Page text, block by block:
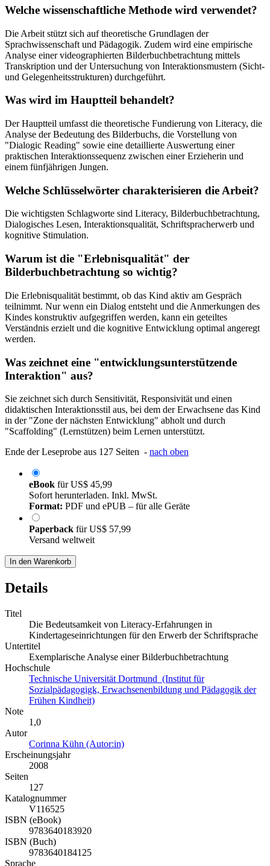
Welche wissenschaftliche Methode wird verwendet?
Die Arbeit stützt sich auf theoretische Grundlagen der
Sprachwissenschaft und Pädagogik. Zudem wird eine empirische
Analyse einer videographierten Bilderbuchbetrachtung mittels
Transkription und der Untersuchung von Interaktionsmustern (Sicht-
und Gelegenheitsstrukturen) durchgeführt.
Was wird im Hauptteil behandelt?
Der Hauptteil umfasst die theoretische Fundierung von Literacy, die
Analyse der Bedeutung des Bilderbuchs, die Vorstellung von
"Dialogic Reading" sowie eine detaillierte Auswertung einer
praktischen Interaktionssequenz zwischen einer Erzieherin und
einem fünfjährigen Jungen.
Welche Schlüsselwörter charakterisieren die Arbeit?
Die wichtigsten Schlagworte sind Literacy, Bilderbuchbetrachtung,
Dialogisches Lesen, Interaktionsqualität, Schriftspracherwerb und
kognitive Stimulation.
Warum ist die "Erlebnisqualität" der
Bilderbuchbetrachtung so wichtig?
Die Erlebnisqualität bestimmt, ob das Kind aktiv am Gespräch
teilnimmt. Nur wenn ein Dialog entsteht und die Anmerkungen des
Kindes konstruktiv aufgegriffen werden, kann ein geteiltes
Verständnis erzielt und die kognitive Entwicklung optimal angeregt
werden.
Was zeichnet eine "entwicklungsunterstützende
Interaktion" aus?
Sie zeichnet sich durch Sensitivität, Responsivität und einen
didaktischen Interaktionsstil aus, bei dem der Erwachsene das Kind
in der "Zone der nächsten Entwicklung" abholt und durch
"Scaffolding" (Lernstützen) beim Lernen unterstützt.
Ende der Leseprobe aus 127 Seiten - nach oben
eBook fürUS$ 45,99
Sofort herunterladen. Inkl. MwSt.
Format: PDF und ePUB – für alle Geräte
Paperback fürUS$ 57,99
Versand weltweit
In den Warenkorb
Details
Titel
Die Bedeutsamkeit von Literacy-Erfahrungen in
Kindertageseinrichtungen für den Erwerb der Schriftsprache
Untertitel
Exemplarische Analyse einer Bilderbuchbetrachtung
Hochschule
Technische Universität Dortmund (Institut für
Sozialpädagogigk, Erwachsenenbildung und Pädagogik der
Frühen Kindheit)
Note
1,0
Autor
Corinna Kühn (Autor:in)
Erscheinungsjahr
2008
Seiten
127
Katalognummer
V116525
ISBN (eBook)
9783640183920
ISBN (Buch)
9783640184125
Sprache